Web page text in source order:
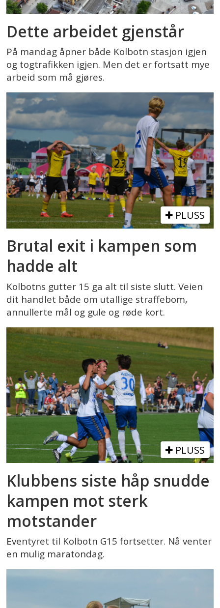
Dette arbeidet gjenstår
På mandag åpner både Kolbotn stasjon igjen
og togtrafikken igjen. Men det er fortsatt mye
arbeid som må gjøres.
PLUSS
Brutal exit i kampen som
hadde alt
Kolbotns gutter 15 ga alt til siste slutt. Veien
dit handlet både om utallige straffebom,
annullerte mål og gule og røde kort.
PLUSS
Klubbens siste håp snudde
kampen mot sterk
motstander
Eventyret til Kolbotn G15 fortsetter. Nå venter
en mulig maratondag.